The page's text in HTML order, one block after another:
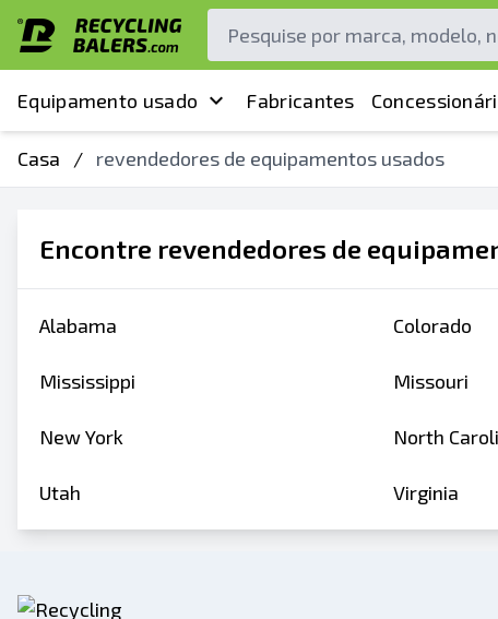
Equipamento usado Fabricantes
Casa / revendedores de equipamentos usados
Encontre revendedores de
Alabama Colorado
Mississippi Missouri
New York North
Utah Virginia